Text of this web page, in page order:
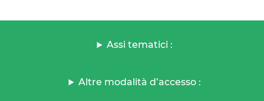
Assi tematici :
Altre modalità d’accesso :